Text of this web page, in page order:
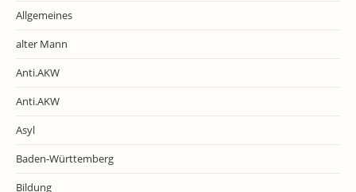
Allgemeines
alter Mann
Anti.AKW
Anti.AKW
Asyl
Baden-Württemberg
Bildung